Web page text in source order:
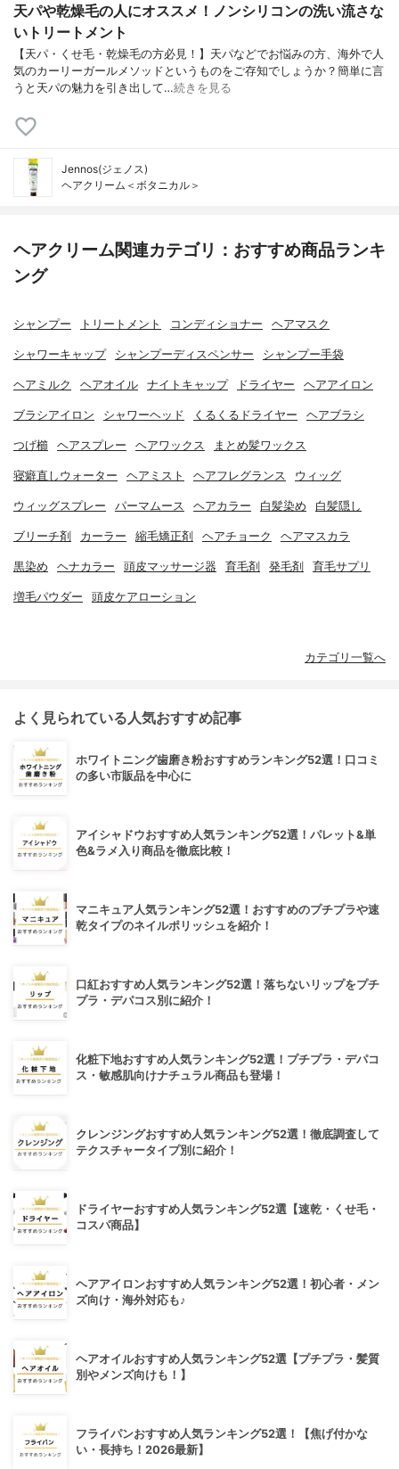
天パや乾燥毛の人にオススメ！ノンシリコンの洗い流さな
いトリートメント
【天パ・くせ毛・乾燥毛の方必見！】天パなどでお悩みの方、海外で人
気のカーリーガールメソッドというものをご存知でしょうか？簡単に言
うと天パの魅力を引き出して…続きを見る
Jennos(ジェノス)
ヘアクリーム＜ボタニカル＞
ヘアクリーム関連カテゴリ：おすすめ商品ランキ
ング
シャンプー トリートメント コンディショナー ヘアマスク
シャワーキャップ シャンプーディスペンサー シャンプー手袋
ヘアミルク ヘアオイル ナイトキャップ ドライヤー ヘアアイロン
ブラシアイロン シャワーヘッド くるくるドライヤー ヘアブラシ
つげ櫛 ヘアスプレー ヘアワックス まとめ髪ワックス
寝癖直しウォーター ヘアミスト ヘアフレグランス ウィッグ
ウィッグスプレー パーマムース ヘアカラー 白髪染め 白髪隠し
ブリーチ剤 カーラー 縮毛矯正剤 ヘアチョーク ヘアマスカラ
黒染め ヘナカラー 頭皮マッサージ器 育毛剤 発毛剤 育毛サプリ
増毛パウダー 頭皮ケアローション
カテゴリ一覧へ
よく見られている人気おすすめ記事
ホワイトニング歯磨き粉おすすめランキング52選！口コミ
の多い市販品を中心に
アイシャドウおすすめ人気ランキング52選！パレット&単
色&ラメ入り商品を徹底比較！
マニキュア人気ランキング52選！おすすめのプチプラや速
乾タイプのネイルポリッシュを紹介！
口紅おすすめ人気ランキング52選！落ちないリップをプチ
プラ・デパコス別に紹介！
化粧下地おすすめ人気ランキング52選！プチプラ・デパコ
ス・敏感肌向けナチュラル商品も登場！
クレンジングおすすめ人気ランキング52選！徹底調査して
テクスチャータイプ別に紹介！
ドライヤーおすすめ人気ランキング52選【速乾・くせ毛・
コスパ商品】
ヘアアイロンおすすめ人気ランキング52選！初心者・メン
ズ向け・海外対応も♪
ヘアオイルおすすめ人気ランキング52選【プチプラ・髪質
別やメンズ向けも！】
フライパンおすすめ人気ランキング52選！【焦げ付かな
い・長持ち！2026最新】